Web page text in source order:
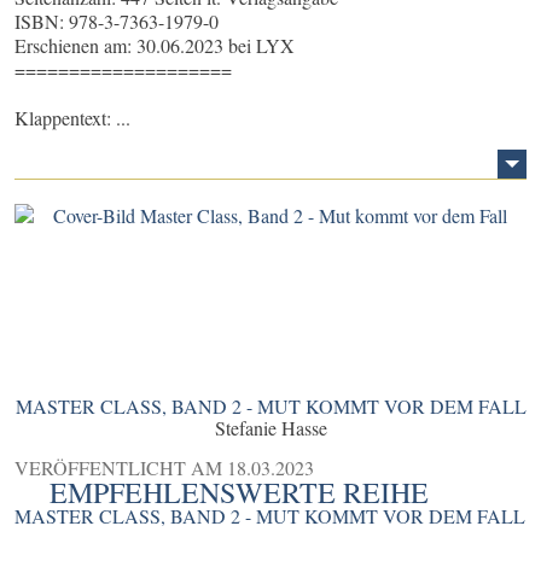
ISBN: 978-3-7363-1979-0
Erschienen am: 30.06.2023 bei LYX
====================
Klappentext: ...
MASTER CLASS, BAND 2 - MUT KOMMT VOR DEM FALL
Stefanie Hasse
VERÖFFENTLICHT AM 18.03.2023
EMPFEHLENSWERTE REIHE
MASTER CLASS, BAND 2 - MUT KOMMT VOR DEM FALL